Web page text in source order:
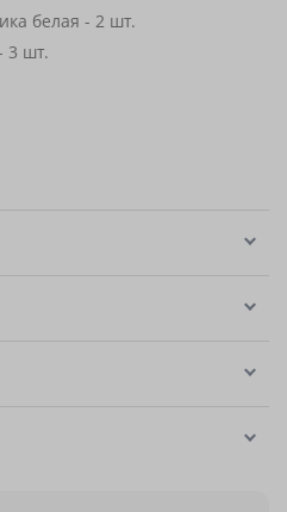
белая - 2 шт.
3 шт.